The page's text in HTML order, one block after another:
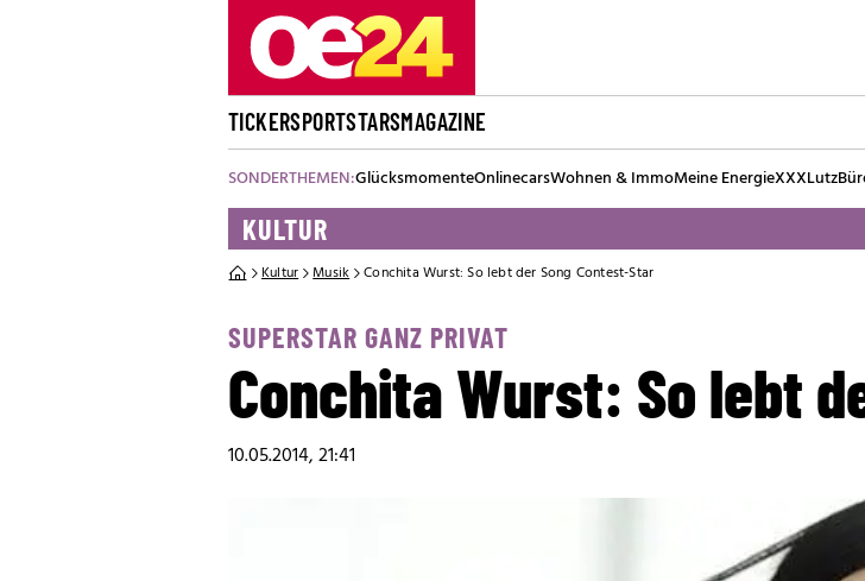
TICKERSPORTSTARSMAGAZINE
SONDERTHEMEN:GlücksmomenteOnlinecarsWohnen & ImmoMeine EnergieXXXLutz
KULTUR
Kultur Musik Conchita Wurst: So lebt der Song Contest-Star
SUPERSTAR GANZ PRIVAT
Conchita Wurst: So lebt
10.05.2014, 21:41